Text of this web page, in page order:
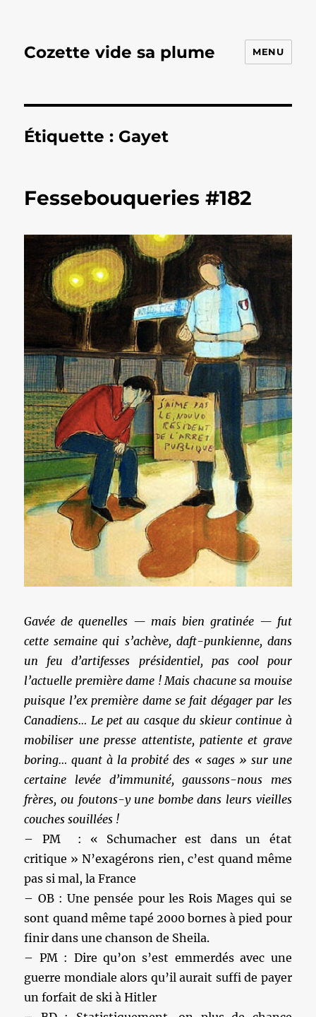
Cozette vide sa plume MENU
Étiquette : Gayet
Fessebouqueries #182
Gavée de quenelles — mais bien gratinée — fut
cette semaine qui s’achève, daft-punkienne, dans
un feu d’artifesses présidentiel, pas cool pour
l’actuelle première dame ! Mais chacune sa mouise
puisque l’ex première dame se fait dégager par les
Canadiens… Le pet au casque du skieur continue à
mobiliser une presse attentiste, patiente et grave
boring… quant à la probité des « sages » sur une
certaine levée d’immunité, gaussons-nous mes
frères, ou foutons-y une bombe dans leurs vieilles
couches souillées !
– PM : « Schumacher est dans un état
critique » N’exagérons rien, c’est quand même
pas si mal, la France
– OB : Une pensée pour les Rois Mages qui se
sont quand même tapé 2000 bornes à pied pour
finir dans une chanson de Sheila.
– PM : Dire qu’on s’est emmerdés avec une
guerre mondiale alors qu’il aurait suffi de payer
un forfait de ski à Hitler